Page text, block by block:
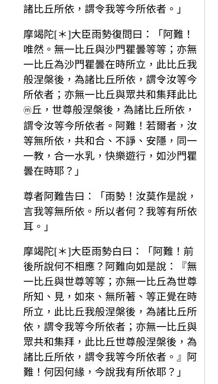
諸比丘所依，謂令我等今所依者。」
摩竭陀[＊]大臣雨勢復問曰：「阿難！
唯然。無一比丘與沙門瞿曇等等；亦無
一比丘為沙門瞿曇在時所立，此比丘我
般涅槃後，為諸比丘所依，謂令汝等今
所依者；亦無一比丘與眾共和集拜此比
ⓜ 丘，世尊般涅槃後，為諸比丘所依，
謂令汝等今所依者。阿難！若爾者，汝
等無所依，共和合、不諍、安隱，同一
一教，合一水乳，快樂遊行，如沙門瞿
曇在時耶？」
尊者阿難告曰：「雨勢！汝莫作是說，
言我等無所依。所以者何？我等有所依
耳。」
摩竭陀[＊]大臣雨勢白曰：「阿難！前
後所說何不相應？阿難向如是說：『無
一比丘與世尊等等；亦無一比丘為世尊
所知、見，如來、無所著、等正覺在時
所立，此比丘我般涅槃後，為諸比丘所
依，謂令我等今所依者；亦無一比丘與
眾共和集拜，此比丘世尊般涅槃後，為
諸比丘所依，謂令我等今所依者。』阿
難！何因何緣，今說我有所依耶？」